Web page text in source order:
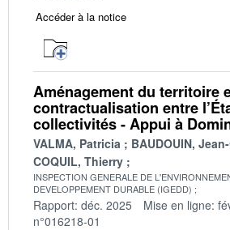
Accéder à la notice
Aménagement du territoire
contractualisation entre
collectivités - Appui à
VALMA, Patricia
BAUDOUIN,
COQUIL, Thierry
INSPECTION GENERALE DE
DEVELOPPEMENT DURABLE (IGEDD)
Rapport: déc. 2025 Mise en ligne:
n°016218-01